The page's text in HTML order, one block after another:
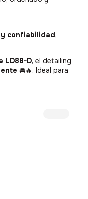
confiabilidad,
LD88-D, el detailing
🚘🔥. Ideal para